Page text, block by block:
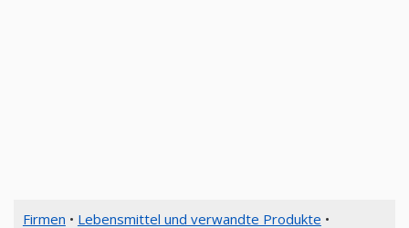
Firmen • Lebensmittel und verwandte Produkte •